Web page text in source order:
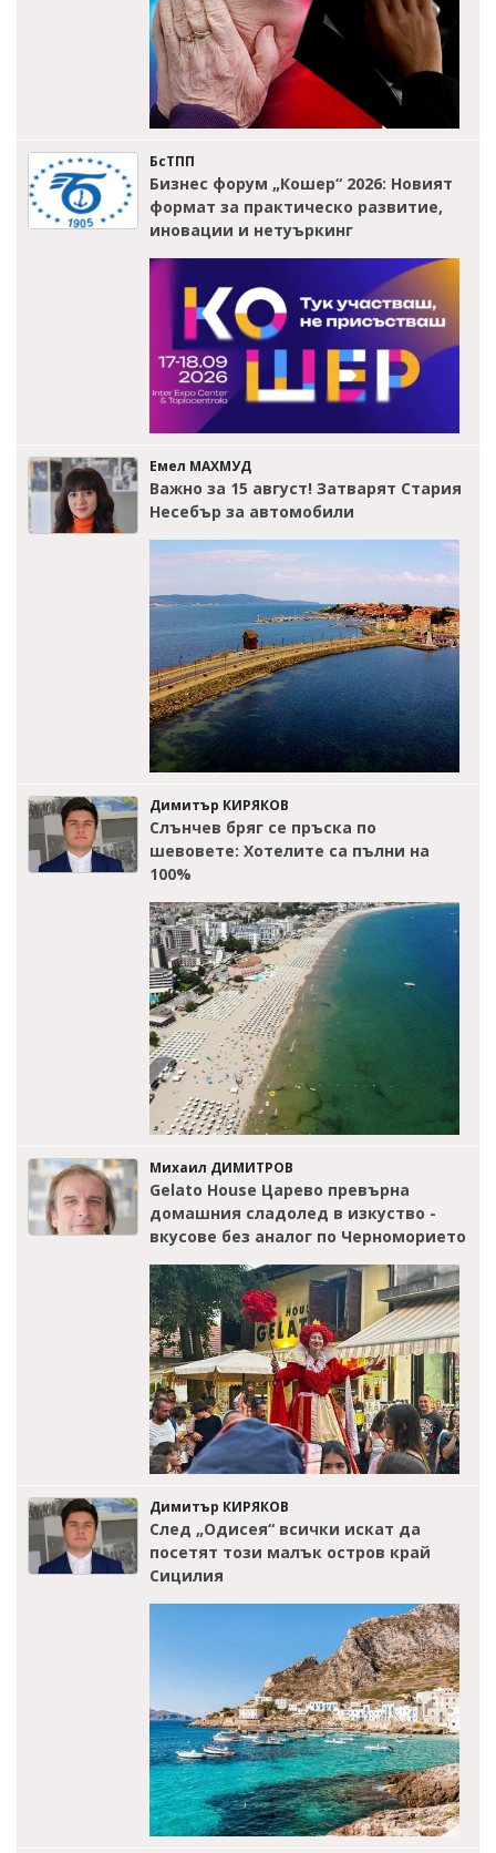
БсТПП
Бизнес форум „Кошер“ 2026: Новият
формат за практическо развитие,
иновации и нетуъркинг
Емел МАХМУД
Важно за 15 август! Затварят Стария
Несебър за автомобили
Димитър КИРЯКОВ
Слънчев бряг се пръска по
шевовете: Хотелите са пълни на
100%
Михаил ДИМИТРОВ
Gelato House Царево превърна
домашния сладолед в изкуство -
вкусове без аналог по Черноморието
Димитър КИРЯКОВ
След „Одисея“ всички искат да
посетят този малък остров край
Сицилия